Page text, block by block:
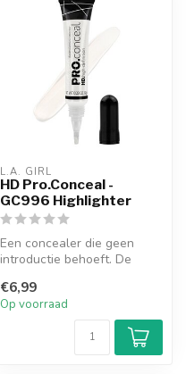
L.A. GIRL
HD Pro.Conceal -
GC996 Highlighter
Een concealer die geen
introductie behoeft. De
biedt...
€6,99
Op voorraad